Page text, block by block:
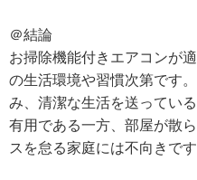
＠結論
お掃除機能付きエアコンが
の生活環境や習慣次第です
み、清潔な生活を送ってい
有用である一方、部屋が散
スを怠る家庭には不向きです